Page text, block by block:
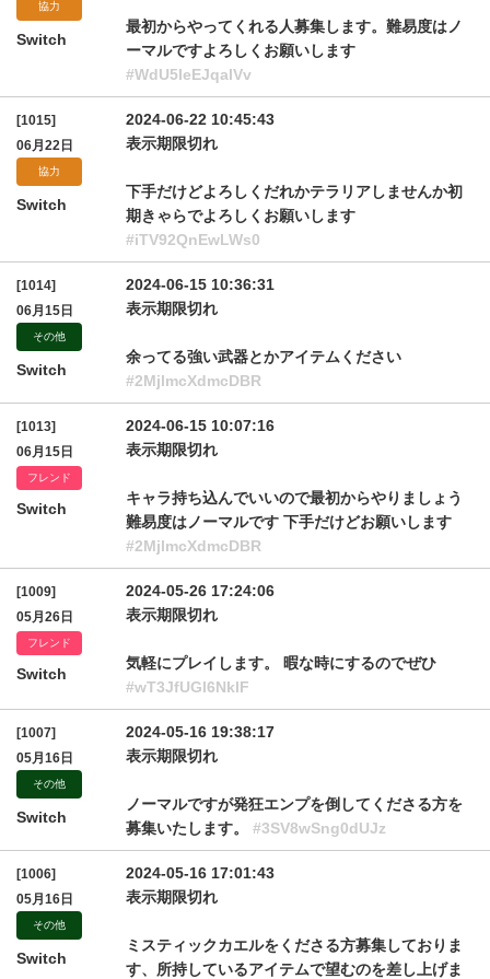
協力
Switch
最初からやってくれる人募集します。難易度はノ
ーマルですよろしくお願いします
#WdU5IeEJqalVv
[1015]
06月22日
協力
Switch
2024-06-22 10:45:43
表示期限切れ
下手だけどよろしくだれかテラリアしませんか初
期きゃらでよろしくお願いします
#iTV92QnEwLWs0
[1014]
06月15日
その他
Switch
2024-06-15 10:36:31
表示期限切れ
余ってる強い武器とかアイテムください
#2MjlmcXdmcDBR
[1013]
06月15日
フレンド
Switch
2024-06-15 10:07:16
表示期限切れ
キャラ持ち込んでいいので最初からやりましょう
難易度はノーマルです 下手だけどお願いします
#2MjlmcXdmcDBR
[1009]
05月26日
フレンド
Switch
2024-05-26 17:24:06
表示期限切れ
気軽にプレイします。 暇な時にするのでぜひ
#wT3JfUGl6NklF
[1007]
05月16日
その他
Switch
2024-05-16 19:38:17
表示期限切れ
ノーマルですが発狂エンプを倒してくださる方を
募集いたします。 #3SV8wSng0dUJz
[1006]
05月16日
その他
Switch
2024-05-16 17:01:43
表示期限切れ
ミスティックカエルをくださる方募集しておりま
す、所持しているアイテムで望むのを差し上げま